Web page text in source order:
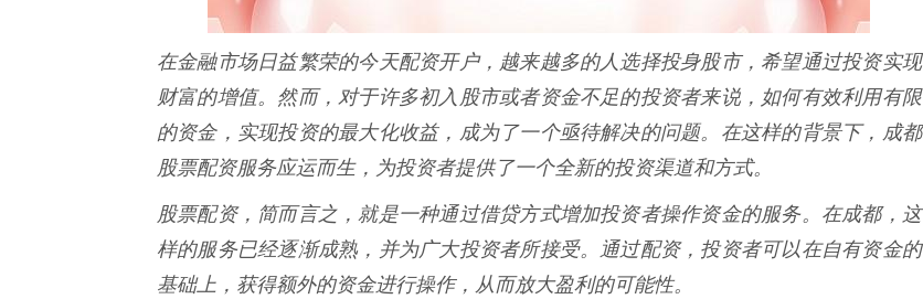
在金融市场日益繁荣的今天配资开户，越来越多的人选择投身股市，希望通过投资实现
财富的增值。然而，对于许多初入股市或者资金不足的投资者来说，如何有效利用有限
的资金，实现投资的最大化收益，成为了一个亟待解决的问题。在这样的背景下，成都
股票配资服务应运而生，为投资者提供了一个全新的投资渠道和方式。
股票配资，简而言之，就是一种通过借贷方式增加投资者操作资金的服务。在成都，这
样的服务已经逐渐成熟，并为广大投资者所接受。通过配资，投资者可以在自有资金的
基础上，获得额外的资金进行操作，从而放大盈利的可能性。